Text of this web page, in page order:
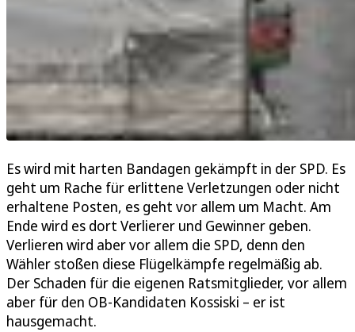
Es wird mit harten Bandagen gekämpft in der SPD. Es
geht um Rache für erlittene Verletzungen oder nicht
erhaltene Posten, es geht vor allem um Macht. Am
Ende wird es dort Verlierer und Gewinner geben.
Verlieren wird aber vor allem die SPD, denn den
Wähler stoßen diese Flügelkämpfe regelmäßig ab.
Der Schaden für die eigenen Ratsmitglieder, vor allem
aber für den OB-Kandidaten Kossiski – er ist
hausgemacht.